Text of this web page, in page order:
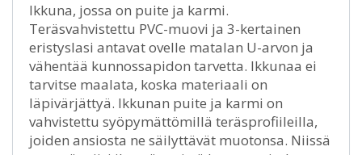
Ikkuna, jossa on puite ja karmi.
Teräsvahvistettu PVC-muovi ja 3-kertainen
eristyslasi antavat ovelle matalan U-arvon ja
vähentää kunnossapidon tarvetta. Ikkunaa ei
tarvitse maalata, koska materiaali on
läpivärjättyä. Ikkunan puite ja karmi on
vahvistettu syöpymättömillä teräsprofiileilla,
joiden ansiosta ne säilyttävät muotonsa. Niissä